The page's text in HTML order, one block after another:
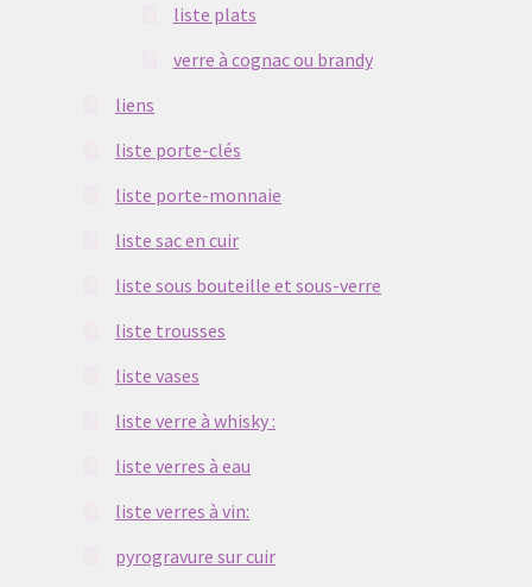
liste plats
verre à cognac ou brandy
liens
liste porte-clés
liste porte-monnaie
liste sac en cuir
liste sous bouteille et sous-verre
liste trousses
liste vases
liste verre à whisky :
liste verres à eau
liste verres à vin:
pyrogravure sur cuir